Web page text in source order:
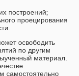
построений;
проецирования
освободить
по другим
материал.
самостоятельно